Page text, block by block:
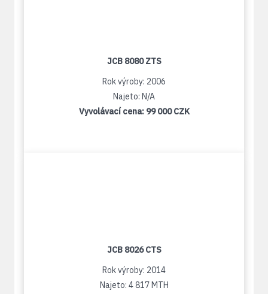
JCB 8080 ZTS
Rok výroby: 2006
Najeto: N/A
Vyvolávací cena: 99 000 CZK
JCB 8026 CTS
Rok výroby: 2014
Najeto: 4 817 MTH